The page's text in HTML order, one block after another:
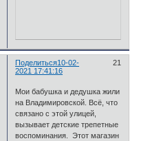
Поделиться 21
10-02-
2021 17:41:16
Мои бабушка и дедушка жили
на Владимировской. Всё, что
связано с этой улицей,
вызывает детские трепетные
воспоминания. Этот магазин